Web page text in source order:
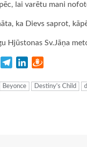
lai varētu mani
ka Dievs saprot,
Hjūstonas Sv.Jāņa
WhatsApp
TelegramLinkedIn
Beyonce Destiny’s Child